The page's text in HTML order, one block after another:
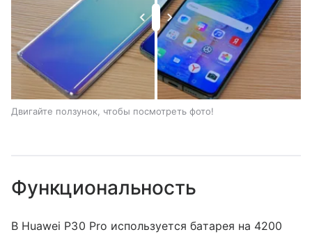
Двигайте ползунок, чтобы посмотреть фото!
Функциональность
В Huawei P30 Pro используется батарея на 4200